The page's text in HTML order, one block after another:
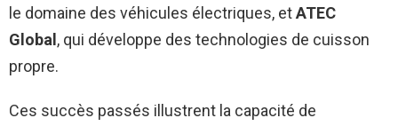
le domaine des véhicules électriques, etATEC
Global, qui développe des technologies de cuisson
propre.
Ces succès passés illustrent la capacité de